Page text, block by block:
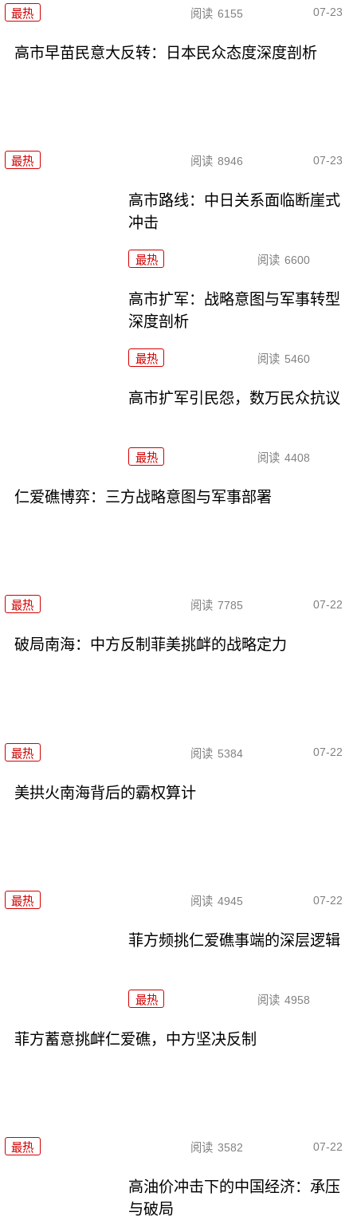
最热 阅读 6155 07-23
高市早苗民意大反转：日本民众态度深度剖析
最热 阅读 8946 07-23
高市路线：中日关系面临断崖式
冲击
最热 阅读 6600
高市扩军：战略意图与军事转型
深度剖析
最热 阅读 5460
高市扩军引民怨，数万民众抗议
最热 阅读 4408
仁爱礁博弈：三方战略意图与军事部署
最热 阅读 7785 07-22
破局南海：中方反制菲美挑衅的战略定力
最热 阅读 5384 07-22
美拱火南海背后的霸权算计
最热 阅读 4945 07-22
菲方频挑仁爱礁事端的深层逻辑
最热 阅读 4958
菲方蓄意挑衅仁爱礁，中方坚决反制
最热 阅读 3582 07-22
高油价冲击下的中国经济：承压
与破局